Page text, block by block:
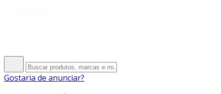
Gostaria de anunciar?